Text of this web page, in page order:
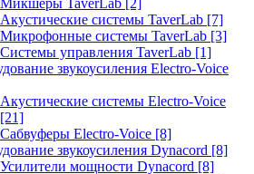
Микшеры TaverLab [2]
Акустические системы TaverLab [7]
Микрофонные системы TaverLab [3]
Системы управления TaverLab [1]
звукоусиления Electro-Voice
Акустические системы Electro-Voice
[21]
Сабвуферы Electro-Voice [8]
звукоусиления Dynacord [8]
Усилители мощности Dynacord [8]